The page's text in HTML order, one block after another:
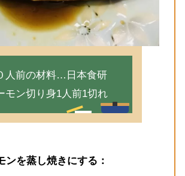
人前の材料…日本食研
モン切り身1人前1切れ
ンを蒸し焼きにする：